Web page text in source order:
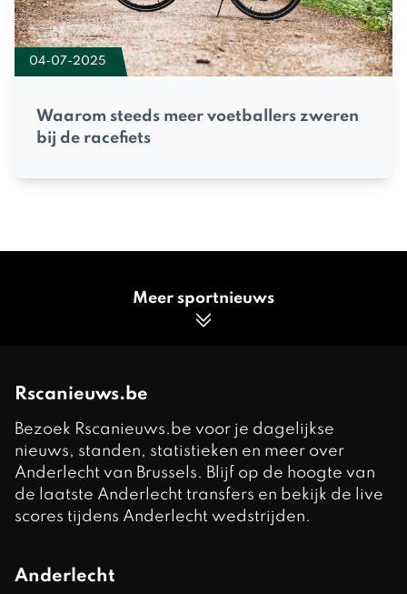
04-07-2025
Waarom steeds meer voetballers zweren
bij de racefiets
Meer sportnieuws
Rscanieuws.be
Bezoek Rscanieuws.be voor je dagelijkse
nieuws, standen, statistieken en meer over
Anderlecht van Brussels. Blijf op de hoogte van
de laatste Anderlecht transfers en bekijk de live
scores tijdens Anderlecht wedstrijden.
Anderlecht